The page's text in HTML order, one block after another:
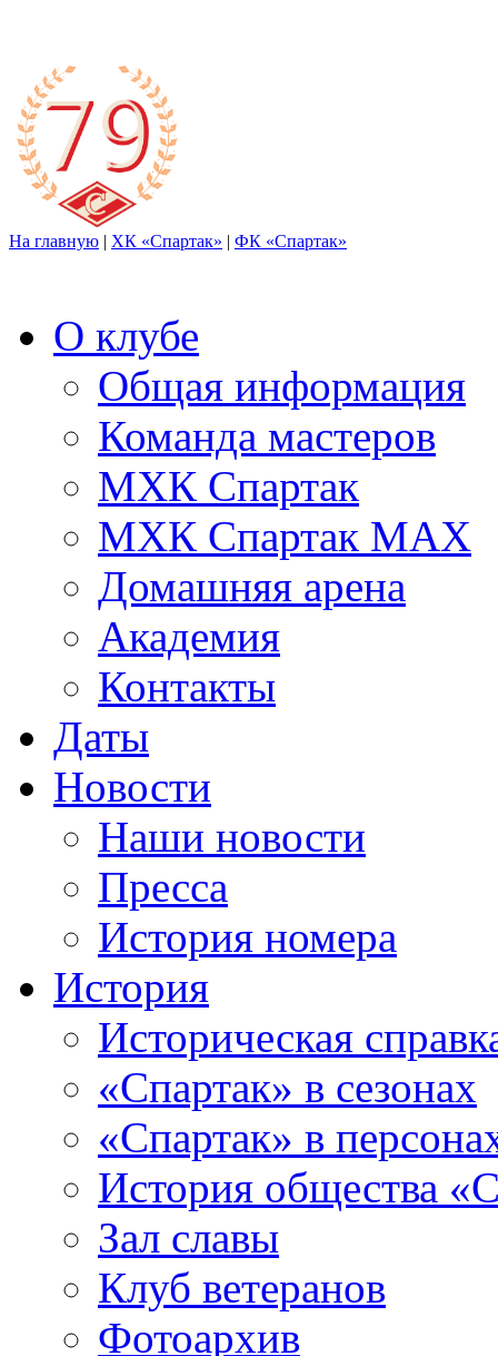
На главную | ХК «Спартак» | ФК «Спартак»
О клубе
Общая информация
Команда мастеров
МХК Спартак
МХК Спартак МАХ
Домашняя арена
Академия
Контакты
Даты
Новости
Наши новости
Пресса
История номера
История
Историческая
«Спартак» в сезонах
«Спартак» в
История общества
Зал славы
Клуб ветеранов
Фотоархив